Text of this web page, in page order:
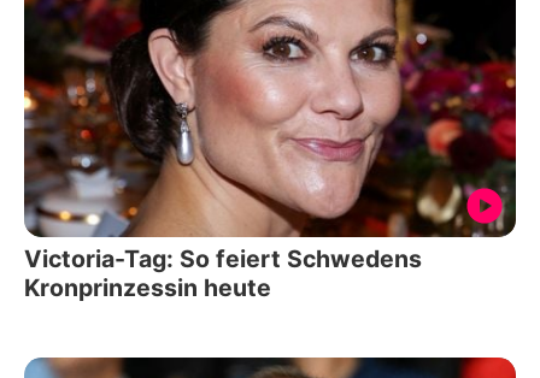
Victoria-Tag: So feiert Schwedens
Kronprinzessin heute